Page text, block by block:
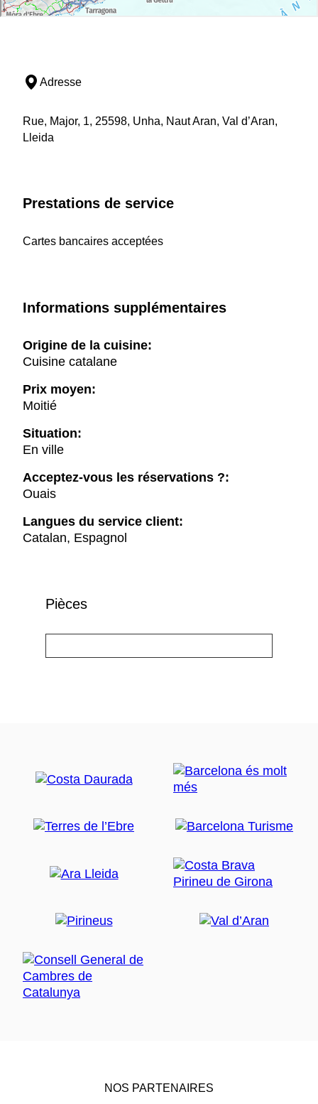
Adresse
Rue, Major, 1, 25598, Unha, Naut Aran, Val d’Aran,
Lleida
Prestations de service
Cartes bancaires acceptées
Informations supplémentaires
Origine de la cuisine:
Cuisine catalane
Prix moyen:
Moitié
Situation:
En ville
Acceptez-vous les réservations ?:
Ouais
Langues du service client:
Catalan, Espagnol
Pièces
NOS PARTENAIRES